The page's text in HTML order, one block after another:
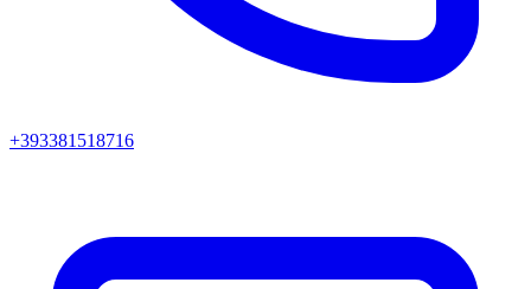
+393381518716